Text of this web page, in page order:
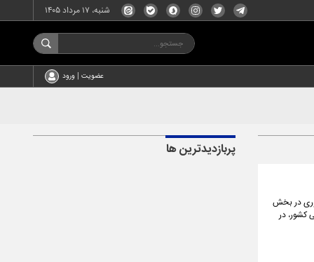
شنبه، ۱۷ مرداد ۱۴۰۵
عضویت | ورود
در بخش
کشور، در
پربازدیدترین ها